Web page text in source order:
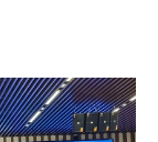
壮大工业高质量